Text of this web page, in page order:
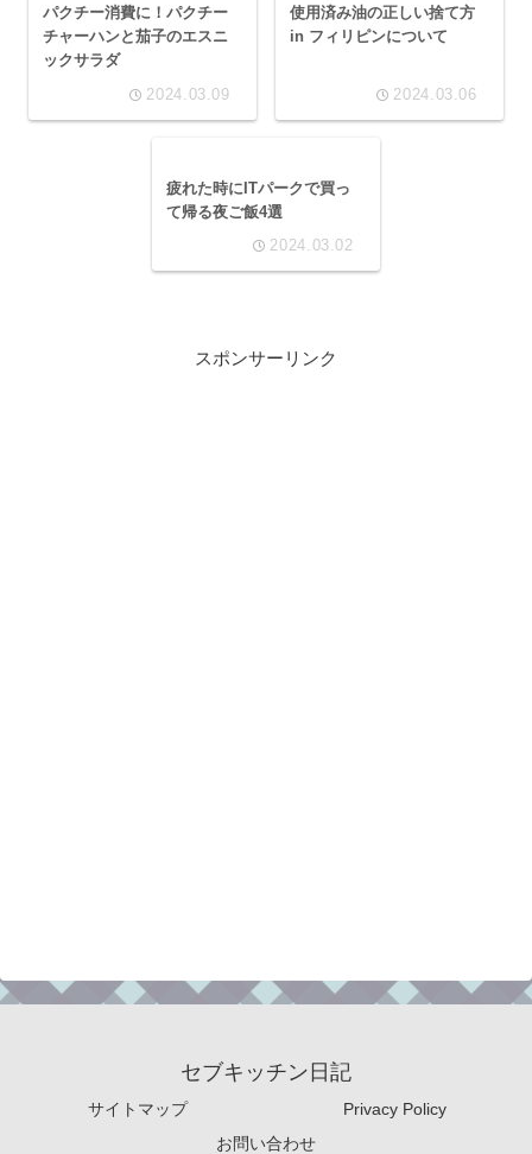
パクチー消費に！パクチー
チャーハンと茄子のエスニ
ックサラダ
2024.03.09
使用済み油の正しい捨て方
in フィリピンについて
2024.03.06
疲れた時にITパークで買っ
て帰る夜ご飯4選
2024.03.02
スポンサーリンク
セブキッチン日記
サイトマップ
Privacy Policy
お問い合わせ